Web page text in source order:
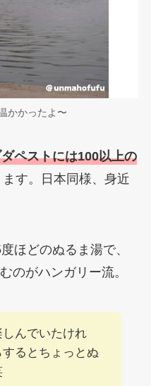
かかったよ〜
ペストには100以上の
す。日本同様、身近
ほどのぬるま湯で、
のがハンガリー流。
んでいたけれ
るとちょっとぬ